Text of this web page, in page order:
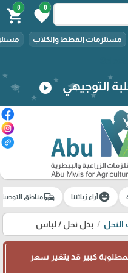
0
favorite
0
shopping_cart
مستلزمات القطط والكلاب
التوجيهي play_circle
emoji_emotionsآراء زبائننا commuteمناطق
بدل نحل / لباس
كبير قد يتغير سعر